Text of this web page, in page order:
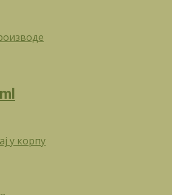
у корпу